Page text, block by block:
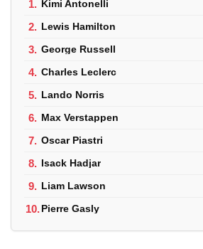
1. Kimi Antonelli
2. Lewis Hamilton
3. George Russell
4. Charles Leclerc
5. Lando Norris
6. Max Verstappen
7. Oscar Piastri
8. Isack Hadjar
9. Liam Lawson
10.Pierre Gasly